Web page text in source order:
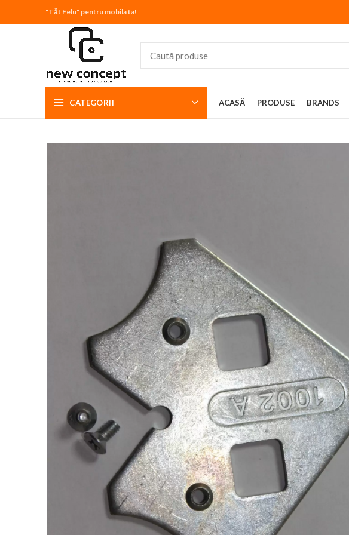
"Tăt Felu" pentru mobila ta!
CATEGORII ACASĂ PRODUSE BRANDS